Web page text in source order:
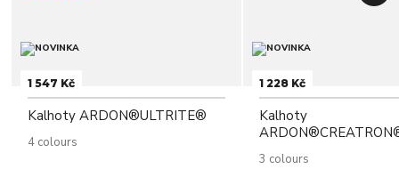
1 547 Kč
Kalhoty ARDON®ULTRITE®
4 colours
1 228 Kč
Kalhoty
3 colours